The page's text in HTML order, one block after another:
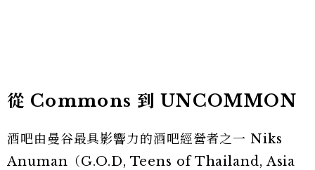
從 Commons 到 UNCOMMON
酒吧由曼谷最具影響力的酒吧經營者之一 Niks
Anuman（G.O.D, Teens of Thailand, Asia